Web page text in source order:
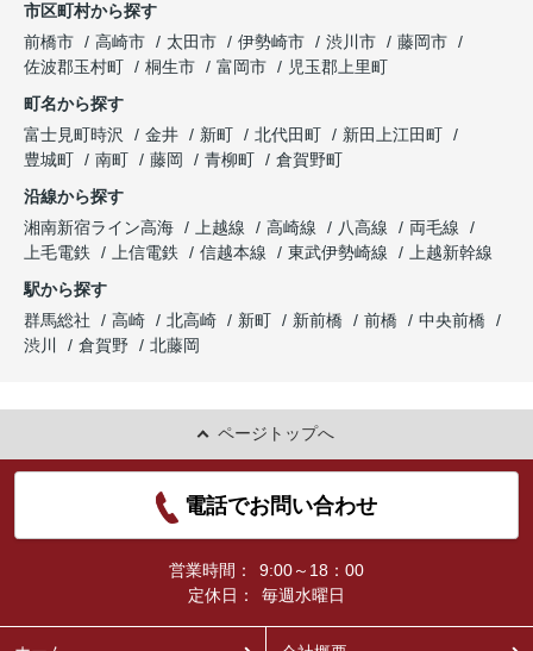
市区町村から探す
前橋市
高崎市 太田市 伊勢崎市 渋川市
藤岡市
佐波郡玉村町
桐生市 富岡市
児玉郡上里町
町名から探す
富士見町時沢
金井 新町 北代田町
新田上江田町
豊城町
南町 藤岡 青柳町
倉賀野町
沿線から探す
湘南新宿ライン高海
上越線 高崎線 八高線
両毛線
上毛電鉄
上信電鉄 信越本線 東武伊勢崎線
上越新幹線
駅から探す
群馬総社
高崎 北高崎 新町 新前橋 前橋
中央前橋
渋川
倉賀野 北藤岡
ページトップへ
電話でお問い合わせ
営業時間：
9:00～18：00
定休日：
毎週水曜日